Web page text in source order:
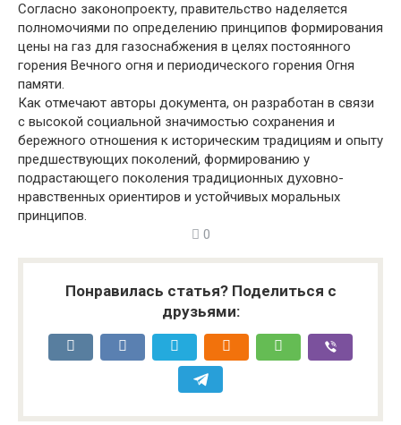
Согласно законопроекту, правительство наделяется
полномочиями по определению принципов формирования
цены на газ для газоснабжения в целях постоянного
горения Вечного огня и периодического горения Огня
памяти.
Как отмечают авторы документа, он разработан в связи
с высокой социальной значимостью сохранения и
бережного отношения к историческим традициям и опыту
предшествующих поколений, формированию у
подрастающего поколения традиционных духовно-
нравственных ориентиров и устойчивых моральных
принципов.
0
Понравилась статья? Поделиться с
друзьями: